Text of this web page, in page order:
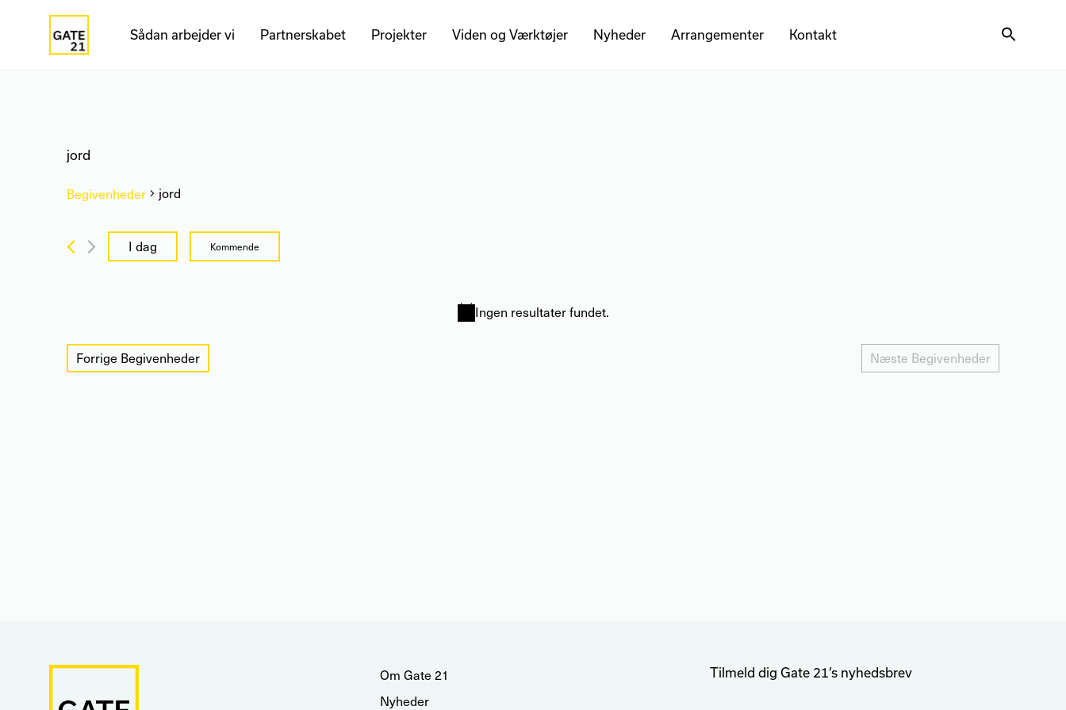
Sådan arbejder vi Partnerskabet Projekter Viden og Værktøjer Nyheder Arrangementer Kontakt
jord
Begivenheder jord
Begivenheder
Ingen resultater fundet.
I dag Kommende
Forrige Begivenheder Næste Begivenheder
Om Gate 21
Nyheder
Tilmeld dig Gate 21’s nyhedsbrev